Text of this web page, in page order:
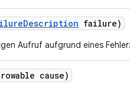
Description failure)
Aufruf aufgrund eines
cause)